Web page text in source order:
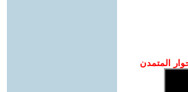
المتمدن